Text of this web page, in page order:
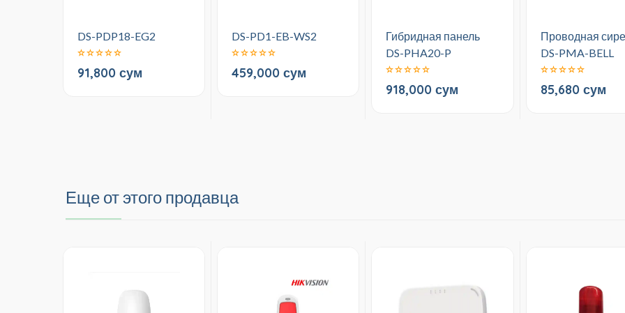
DS-PDP18-EG2
91,800 сум
DS-PD1-EB-WS2
459,000 сум
Гибридная панель
DS-PHA20-P
918,000 сум
Проводная
DS-PMA-BELL
85,680 сум
Еще от этого продавца